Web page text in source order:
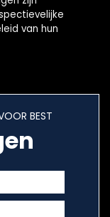
van hun
BEST